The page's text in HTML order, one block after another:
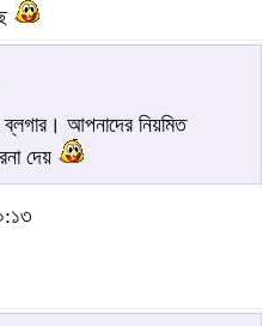
আপনাদের নিয়মিত
দেয়